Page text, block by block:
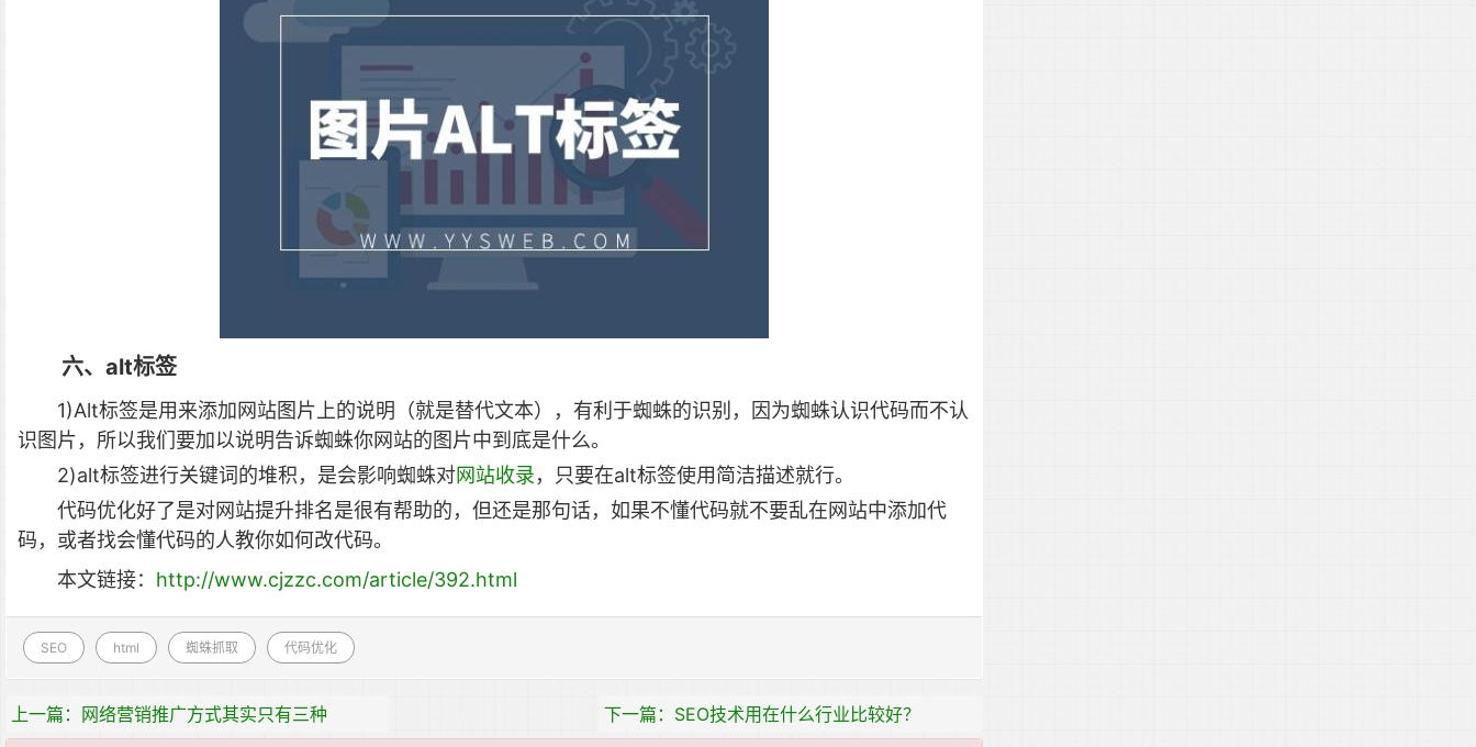
六、alt标签
1)Alt标签是用来添加网站图片上的说明（就是替代文本），有利于蜘蛛的识别，因为蜘蛛认识代码而不认
识图片，所以我们要加以说明告诉蜘蛛你网站的图片中到底是什么。
2)alt标签进行关键词的堆积，是会影响蜘蛛对网站收录，只要在alt标签使用简洁描述就行。
代码优化好了是对网站提升排名是很有帮助的，但还是那句话，如果不懂代码就不要乱在网站中添加代
码，或者找会懂代码的人教你如何改代码。
本文链接： http://www.cjzzc.com/article/392.html
SEO html 蜘蛛抓取 代码优化
上一篇：网络营销推广方式其实只有三种 下一篇：SEO技术用在什么行业比较好？